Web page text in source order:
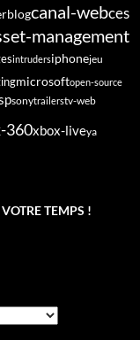
blogcanal-webces
management
intrudersiphonejeu
microsoftopen-source
sonytrailerstv-web
360xbox-liveya
TEMPS !